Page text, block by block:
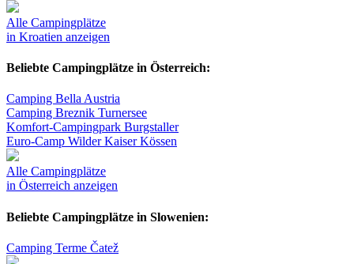
Alle Campingplätze
in Kroatien anzeigen
Beliebte Campingplätze in Österreich:
Camping Bella Austria
Camping Breznik Turnersee
Komfort-Campingpark Burgstaller
Euro-Camp Wilder Kaiser Kössen
Alle Campingplätze
in Österreich anzeigen
Beliebte Campingplätze in Slowenien:
Camping Terme Čatež